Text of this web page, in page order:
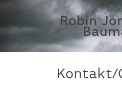
Robin
Kontakt/